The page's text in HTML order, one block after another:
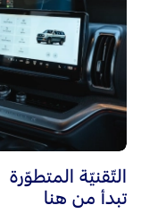
التّقنيّة المتطوّرة
تبدأ من هنا